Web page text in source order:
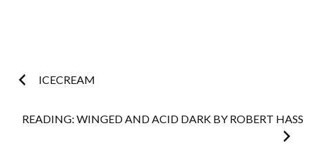
Post
navigation
ICECREAM
READING: WINGED AND ACID DARK BY ROBERT HASS